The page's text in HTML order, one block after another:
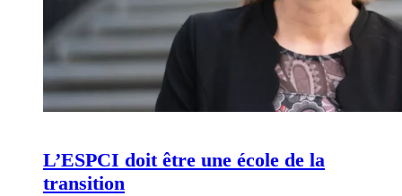
L’ESPCI doit être une école de la
transition